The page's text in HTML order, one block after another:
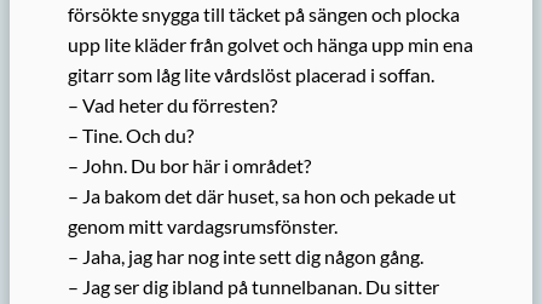
försökte snygga till täcket på sängen och plocka
upp lite kläder från golvet och hänga upp min ena
gitarr som låg lite vårdslöst placerad i soffan.
– Vad heter du förresten?
– Tine. Och du?
– John. Du bor här i området?
– Ja bakom det där huset, sa hon och pekade ut
genom mitt vardagsrumsfönster.
– Jaha, jag har nog inte sett dig någon gång.
– Jag ser dig ibland på tunnelbanan. Du sitter